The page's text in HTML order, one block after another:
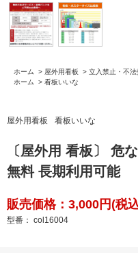
ホーム > 屋外用看板 > 立入禁止・不法
ホーム
> 看板いいな
屋外用看板 看板いいな
〔屋外用 看板〕 危
無料 長期利用可能
販売価格：3,000円(税
型番： col16004